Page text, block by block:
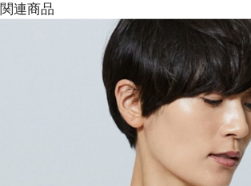
関連商品